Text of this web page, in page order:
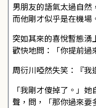
男朋友的語氣太過自然
而他剛才似乎是在機場
突如其來的喜悅暫態湧
歡快地問：「你提前過
周衍川啞然失笑：『我
「我剛才傻掉了。」
聲，問，「那你過來要